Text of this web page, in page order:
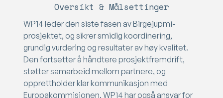
Oversikt & Målsettinger
WP14 leder den siste fasen av Birgejupmi-
prosjektet, og sikrer smidig koordinering,
grundig vurdering og resultater av høy kvalitet.
Den fortsetter å håndtere prosjektfremdrift,
støtter samarbeid mellom partnere, og
opprettholder klar kommunikasjon med
Europakommisjonen. WP14 har også ansvar for